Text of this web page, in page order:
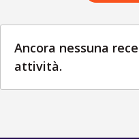
Ancora nessuna
attività.